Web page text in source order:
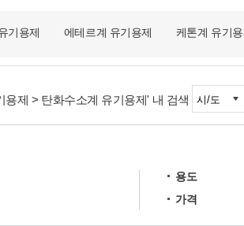
기용제 에테르계 유기용제 케톤계 유기
용제 > 탄화수소계 유기용제' 내 검색
용도
가격